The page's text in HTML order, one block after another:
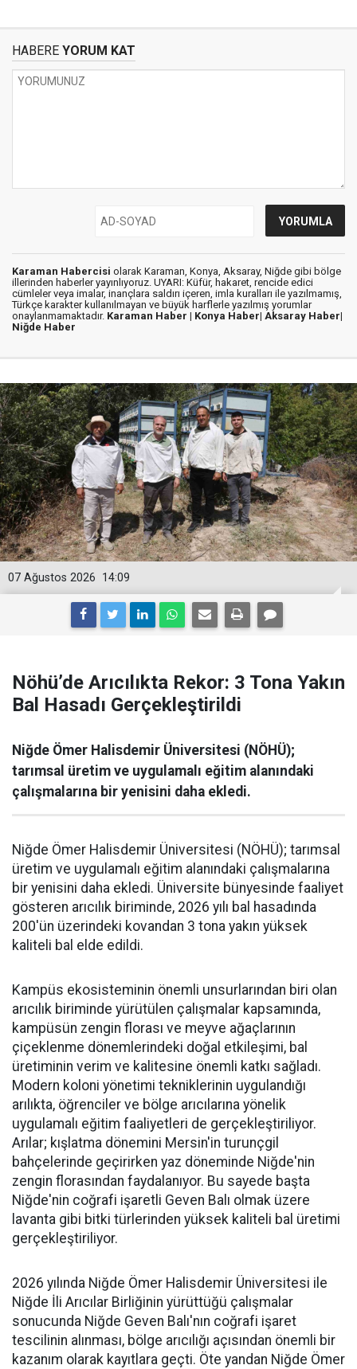
HABERE YORUM KAT
Karaman Habercisi olarak Karaman, Konya, Aksaray, Niğde gibi bölge
illerinden haberler yayınlıyoruz. UYARI: Küfür, hakaret, rencide edici
cümleler veya imalar, inançlara saldırı içeren, imla kuralları ile yazılmamış,
Türkçe karakter kullanılmayan ve büyük harflerle yazılmış yorumlar
onaylanmamaktadır. Karaman Haber | Konya Haber| Aksaray Haber|
Niğde Haber
14:09
07 Ağustos 2026
Nöhü’de Arıcılıkta Rekor: 3 Tona Yakın
Bal Hasadı Gerçekleştirildi
Niğde Ömer Halisdemir Üniversitesi (NÖHÜ);
tarımsal üretim ve uygulamalı eğitim alanındaki
çalışmalarına bir yenisini daha ekledi.
Niğde Ömer Halisdemir Üniversitesi (NÖHÜ); tarımsal
üretim ve uygulamalı eğitim alanındaki çalışmalarına
bir yenisini daha ekledi. Üniversite bünyesinde faaliyet
gösteren arıcılık biriminde, 2026 yılı bal hasadında
200'ün üzerindeki kovandan 3 tona yakın yüksek
kaliteli bal elde edildi.
Kampüs ekosisteminin önemli unsurlarından biri olan
arıcılık biriminde yürütülen çalışmalar kapsamında,
kampüsün zengin florası ve meyve ağaçlarının
çiçeklenme dönemlerindeki doğal etkileşimi, bal
üretiminin verim ve kalitesine önemli katkı sağladı.
Modern koloni yönetimi tekniklerinin uygulandığı
arılıkta, öğrenciler ve bölge arıcılarına yönelik
uygulamalı eğitim faaliyetleri de gerçekleştiriliyor.
Arılar; kışlatma dönemini Mersin'in turunçgil
bahçelerinde geçirirken yaz döneminde Niğde'nin
zengin florasından faydalanıyor. Bu sayede başta
Niğde'nin coğrafi işaretli Geven Balı olmak üzere
lavanta gibi bitki türlerinden yüksek kaliteli bal üretimi
gerçekleştiriliyor.
2026 yılında Niğde Ömer Halisdemir Üniversitesi ile
Niğde İli Arıcılar Birliğinin yürüttüğü çalışmalar
sonucunda Niğde Geven Balı'nın coğrafi işaret
tescilinin alınması, bölge arıcılığı açısından önemli bir
kazanım olarak kayıtlara geçti. Öte yandan Niğde Ömer